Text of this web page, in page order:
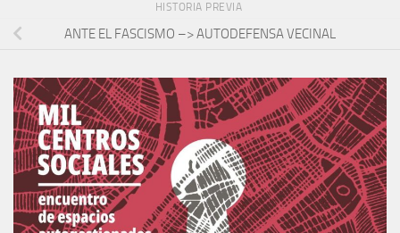
HISTORIA PREVIA
ANTE EL FASCISMO –> AUTODEFENSA VECINAL